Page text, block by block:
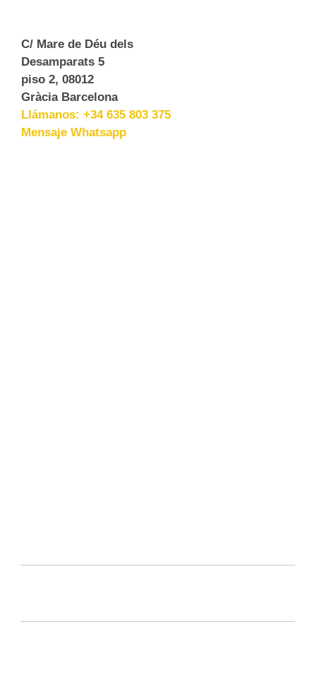
C/ Mare de Déu dels
Desamparats 5
piso 2, 08012
Gràcia Barcelona
Llámanos: +34 635 803 375
Mensaje Whatsapp